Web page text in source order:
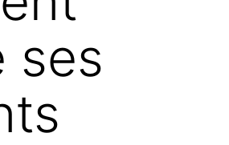
ses